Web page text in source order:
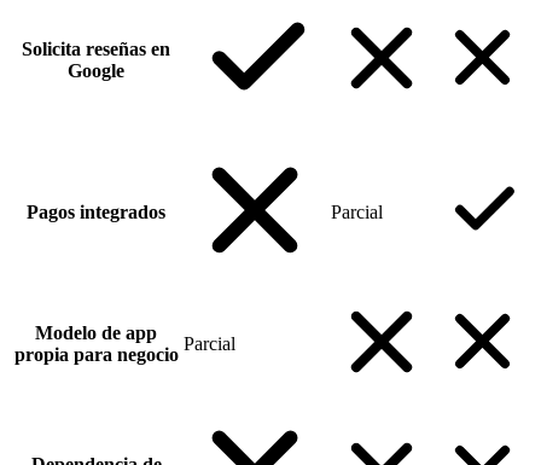
Solicita reseñas en
Google
Pagos integrados Parcial
Modelo de app
propia para negocio
Parcial